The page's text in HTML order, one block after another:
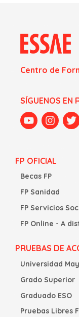
Centro de
SÍGUENOS EN
FP OFICIAL
Becas FP
FP Sanidad
FP Servicios
FP Online - A
PRUEBAS DE
Universidad
Grado Superior
Graduado ESO
Pruebas Libres